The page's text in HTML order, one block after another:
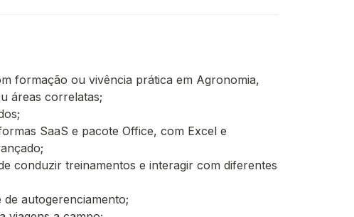
formação ou vivência prática em Agronomia,
áreas correlatas;
SaaS e pacote Office, com Excel e
conduzir treinamentos e interagir com diferentes
autogerenciamento;